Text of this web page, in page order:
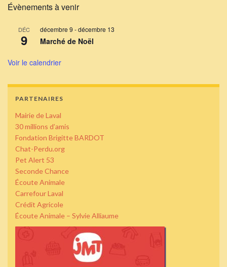
Évènements à venir
DÉC
9
décembre 9 -décembre 13
Marché de Noël
Voir le calendrier
PARTENAIRES
Mairie de Laval
30 millions d’amis
Fondation Brigitte BARDOT
Chat-Perdu.org
Pet Alert 53
Seconde Chance
Écoute Animale
Carrefour Laval
Crédit Agricole
Écoute Animale – Sylvie Alliaume